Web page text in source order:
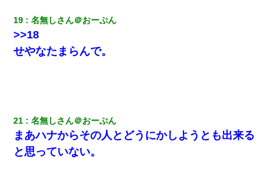
19 名無しさん＠おーぷん
>>18
せやなたまらんで。
21 名無しさん＠おーぷん
まあハナからその人とどうにかしようとも出来る
と思っていない。